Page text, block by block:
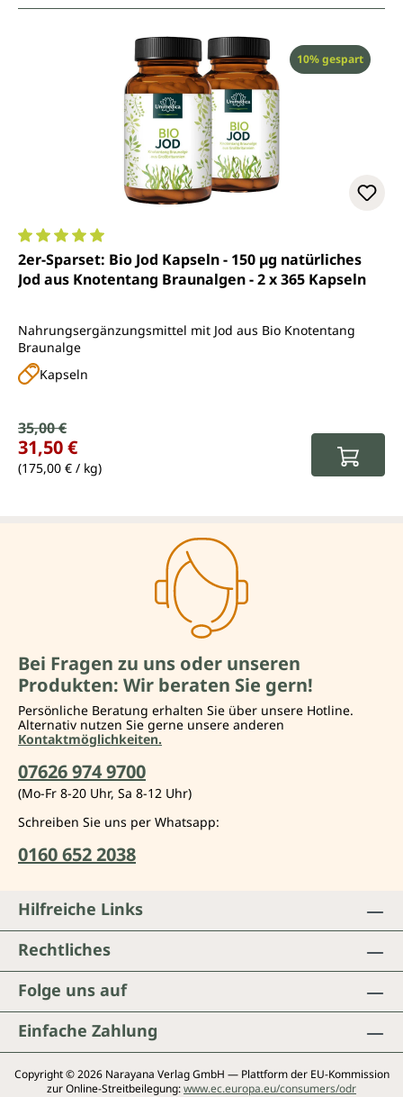
Rabatt
10% gespart
Durchschnittliche Bewertung von 5 von 5 Sternen
2er-Sparset: Bio Jod Kapseln - 150 µg natürliches
Jod aus Knotentang Braunalgen - 2 x 365 Kapseln
Nahrungsergänzungsmittel mit Jod aus Bio Knotentang
Braunalge
Kapseln
Verkaufspreis:
Regulärer Preis:
35,00 €
31,50 €
(175,00 € / kg)
Bei Fragen zu uns oder unseren
Produkten: Wir beraten Sie gern!
Persönliche Beratung erhalten Sie über unsere Hotline.
Alternativ nutzen Sie gerne unsere anderen
Kontaktmöglichkeiten.
07626 974 9700
(Mo-Fr 8-20 Uhr, Sa 8-12 Uhr)
Schreiben Sie uns per Whatsapp:
0160 652 2038
Folge uns auf
Einfache Zahlung
Hilfreiche Links
Rechtliches
Copyright © 2026 Narayana Verlag GmbH — Plattform der EU-Kommission
zur Online-Streitbeilegung:www.ec.europa.eu/consumers/odr